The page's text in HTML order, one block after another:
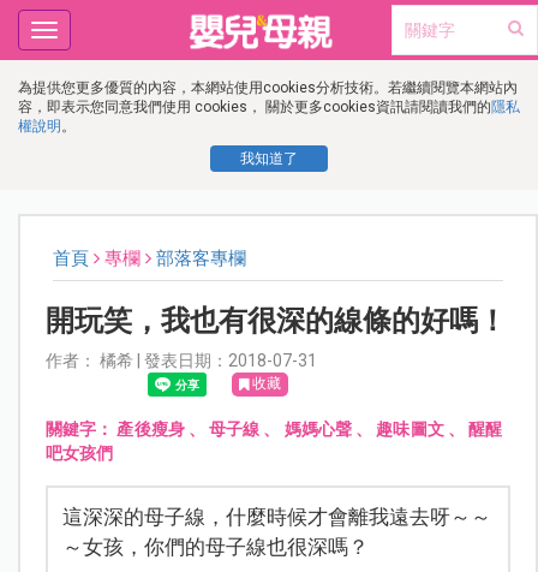
為提供您更多優質的內容，本網站使用cookies分析技術。若繼續閱覽本網站內
容，即表示您同意我們使用 cookies， 關於更多cookies資訊請閱讀我們的隱私
權說明 。
我知道了
Toggle
navigation
首頁 專欄 部落客專欄
開玩笑，我也有很深的線條的好嗎！
作者： 橘希 | 發表日期：2018-07-31
收藏
關鍵字： 產後瘦身、母子線 、 媽媽心聲 、 趣味圖文、 醒醒
吧女孩們
這深深的母子線，什麼時候才會離我遠去呀～～
～女孩，你們的母子線也很深嗎？